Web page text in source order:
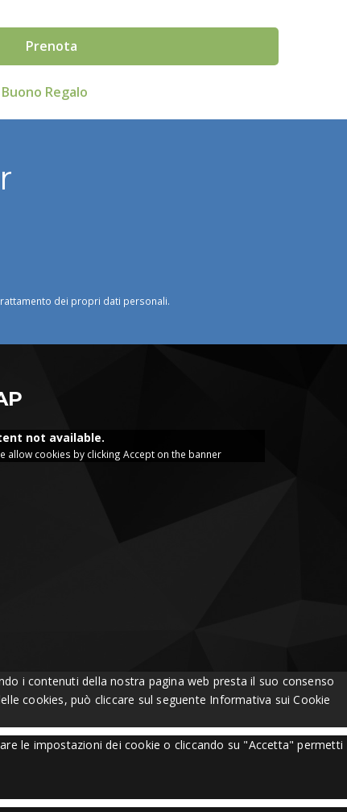
Prenota
Buono Regalo
dei propri dati personali.
not available.
allow cookies by clicking Accept on the banner
i contenuti della nostra pagina web presta il suo consenso
cookies, può cliccare sul seguente Informativa sui Cookie
le impostazioni dei cookie o cliccando su "Accetta" permetti